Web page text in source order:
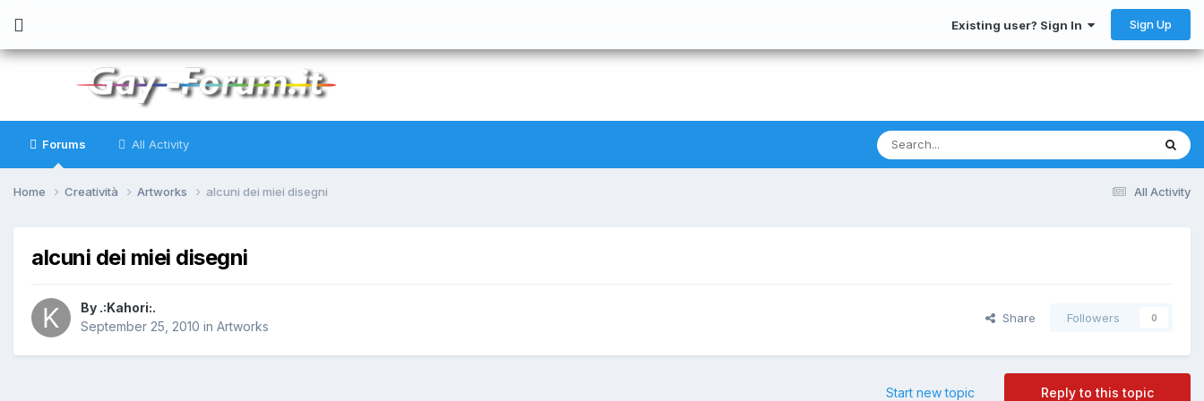
Existing user? Sign In Sign Up
Forums All Activity
All Activity
Home Creatività Artworks alcuni dei miei disegni
alcuni dei miei disegni
By .:Kahori:.
September 25, 2010 in Artworks
Share Followers 0
Reply to this topic
Start new topic